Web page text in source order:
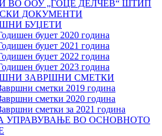
ВО ООУ „ГОЦЕ ДЕЛЧЕВ“ ШТИП
ДОКУМЕНТИ
БУЏЕТИ
буџет 2020 година
буџет 2021 година
буџет 2022 година
буџет 2023 година
ЗАВРШНИ СМЕТКИ
сметки 2019 година
сметки 2020 година
сметки за 2021 година
УПРАВУВАЊЕ ВО ОСНОВНОТО